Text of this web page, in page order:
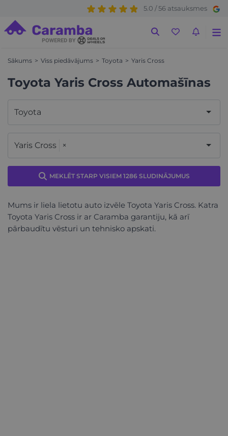
5.0 / 56 atsauksmes
Sākums Viss piedāvājums Toyota Yaris Cross
Toyota Yaris Cross Automašīnas
Toyota
Yaris Cross ×
MEKLĒT STARP VISIEM 1286 SLUDINĀJUMUS
Mums ir liela lietotu auto izvēle Toyota Yaris Cross. Katra
Toyota Yaris Cross ir ar Caramba garantiju, kā arī
pārbaudītu vēsturi un tehnisko apskati.